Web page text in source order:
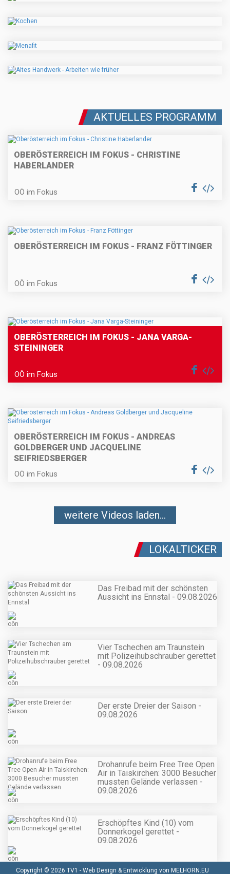
AKTUELLES PROGRAMM
OBERÖSTERREICH IM FOKUS - CHRISTINE
HABERLANDER
OÖ im Fokus
OBERÖSTERREICH IM FOKUS - FRANZ FÖTTINGER
OÖ im Fokus
OBERÖSTERREICH IM FOKUS - JANA VARGA-
STEININGER
OÖ im Fokus
OBERÖSTERREICH IM FOKUS - ANDREAS
GOLDBERGER UND JACQUELINE
SEIFRIEDSBERGER
OÖ im Fokus
weitere Videos laden...
LOKALTICKER
Das Freibad mit der schönsten
Aussicht ins Ennstal - 09.08.2026
Vier Tschechen am Traunstein
mit Polizeihubschrauber gerettet
- 09.08.2026
Der erste Dreier der Saison -
09.08.2026
Drohanrufe beim Free Tree Open
Air in Taiskirchen: 3000 Besucher
mussten Gelände verlassen -
09.08.2026
Erschöpftes Kind (10) vom
Donnerkogel gerettet -
09.08.2026
Copyright © 2026 TV1 - Web Design & Entwicklung von MELHORN.EU